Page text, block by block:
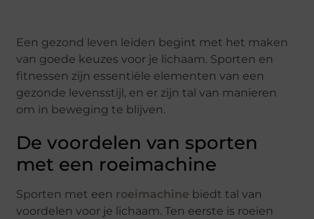
Een gezond leven leiden begint met het maken
van goede keuzes voor je lichaam. Sporten en
fitnessen zijn essentiële elementen van een
gezonde levensstijl, en er zijn tal van manieren
om in beweging te blijven.
De voordelen van sporten
met een roeimachine
Sporten met een roeimachine biedt tal van
voordelen voor je lichaam. Ten eerste is roeien